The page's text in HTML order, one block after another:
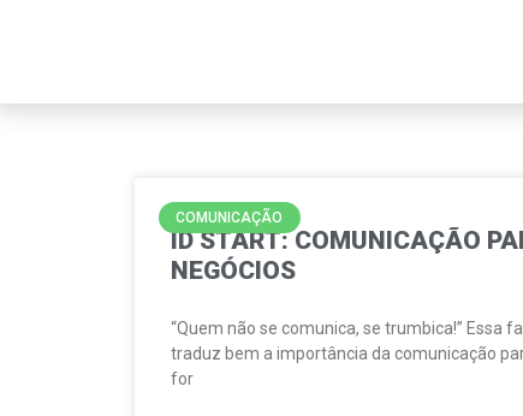
COMUNICAÇÃO
ID START: COMUNICAÇÃO
NEGÓCIOS
“Quem não se comunica, se trumbica!” Essa
traduz bem a importância da comunicação
for